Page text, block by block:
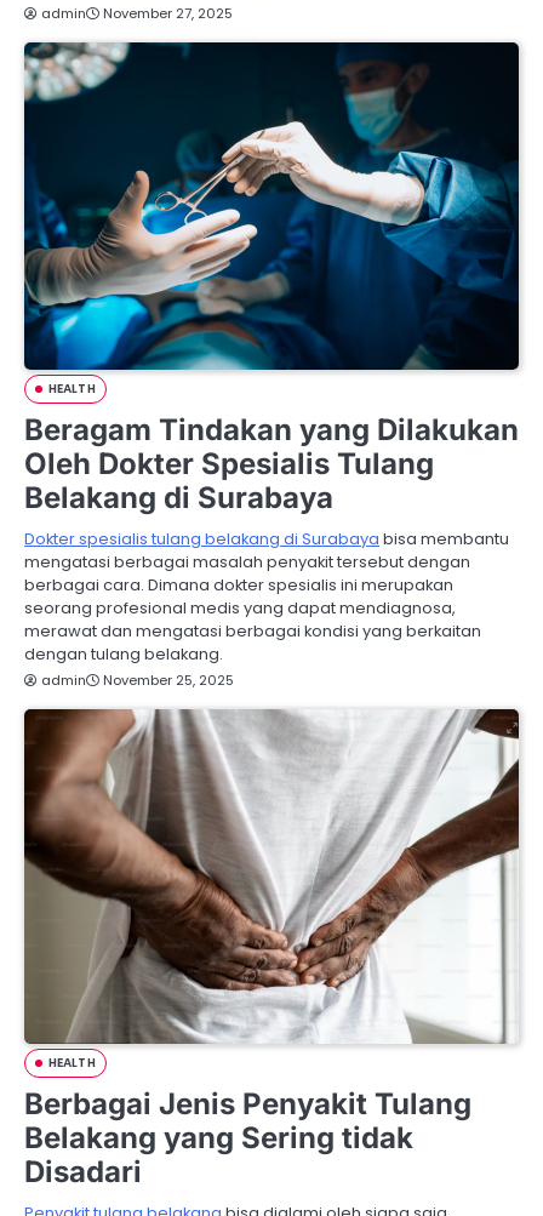
admin November 27, 2025
HEALTH
Beragam Tindakan yang Dilakukan
Oleh Dokter Spesialis Tulang
Belakang di Surabaya
Dokter spesialis tulang belakang di Surabaya bisa membantu
mengatasi berbagai masalah penyakit tersebut dengan
berbagai cara. Dimana dokter spesialis ini merupakan
seorang profesional medis yang dapat mendiagnosa,
merawat dan mengatasi berbagai kondisi yang berkaitan
dengan tulang belakang.
admin November 25, 2025
HEALTH
Berbagai Jenis Penyakit Tulang
Belakang yang Sering tidak
Disadari